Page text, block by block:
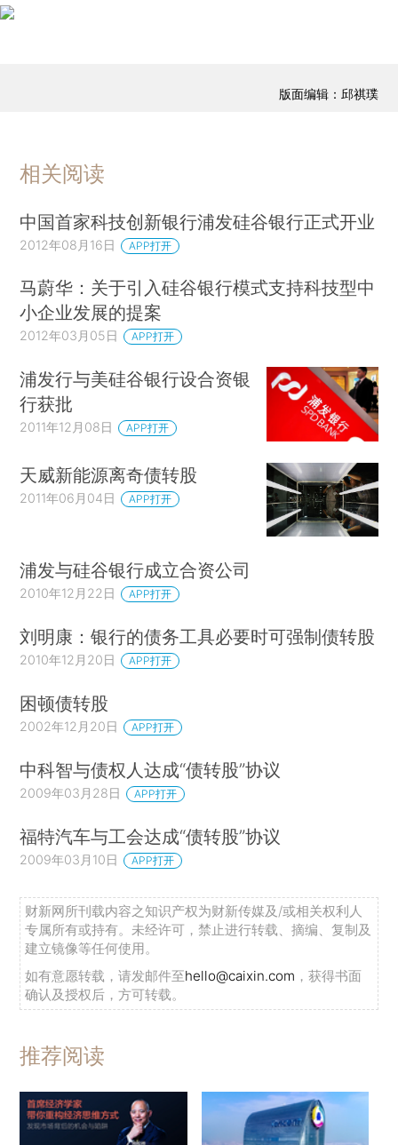
版面编辑：邱祺璞
相关阅读
中国首家科技创新银行浦发硅谷银行正式开业
2012年08月16日 APP打开
马蔚华：关于引入硅谷银行模式支持科技型中
小企业发展的提案
2012年03月05日 APP打开
浦发行与美硅谷银行设合资银
行获批
2011年12月08日 APP打开
天威新能源离奇债转股
2011年06月04日 APP打开
浦发与硅谷银行成立合资公司
2010年12月22日 APP打开
刘明康：银行的债务工具必要时可强制债转股
2010年12月20日 APP打开
困顿债转股
2002年12月20日 APP打开
中科智与债权人达成“债转股”协议
2009年03月28日 APP打开
福特汽车与工会达成“债转股”协议
2009年03月10日 APP打开
财新网所刊载内容之知识产权为财新传媒及/或相关权利人
专属所有或持有。未经许可，禁止进行转载、摘编、复制及
建立镜像等任何使用。
如有意愿转载，请发邮件至hello@caixin.com ，获得书面
确认及授权后，方可转载。
推荐阅读